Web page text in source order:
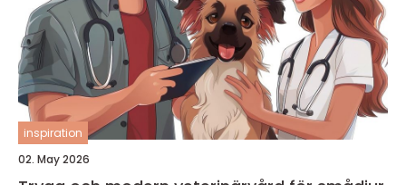
inspiration
02. May 2026